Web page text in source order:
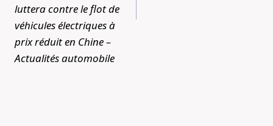
luttera contre le flot de
véhicules électriques à
prix réduit en Chine –
Actualités automobile